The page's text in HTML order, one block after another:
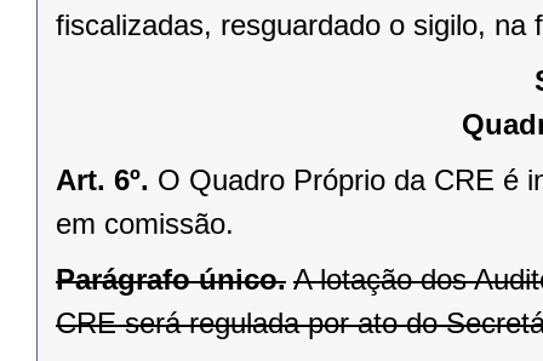
fiscalizadas, resguardado o sigilo,
Art. 6º. O Quadro Próprio da CRE é
em comissão.
Parágrafo único. A lotação dos
CRE será regulada por ato do